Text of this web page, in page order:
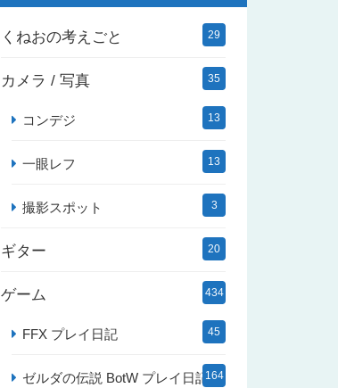
くねおの考えごと 29
カメラ / 写真 35
コンデジ 13
一眼レフ 13
撮影スポット 3
ギター 20
ゲーム 434
FFX プレイ日記 45
ゼルダの伝説 BotW プレイ日記164